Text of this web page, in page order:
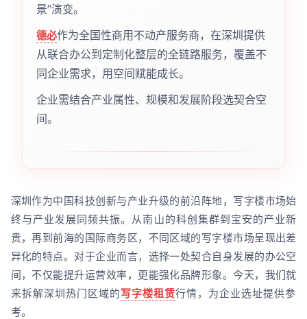
景”演变。
德必作为全国性商用不动产服务商，在深圳提供
从联合办公到定制化整层的全链路服务，覆盖不
同企业需求，用空间赋能成长。
企业需结合产业属性、规模和发展阶段选契合空
间。
深圳作为中国科技创新与产业升级的前沿阵地，写字楼市场始
终与产业发展同频共振。从南山的科创集群到宝安的产业新
贵，再到前海的国际商务区，不同区域的写字楼市场呈现出差
异化的特点。对于企业而言，选择一处契合自身发展的办公空
间，不仅能提升运营效率，更能强化品牌形象。今天，我们就
来拆解深圳热门区域的写字楼租赁行情，为企业选址提供参
考。